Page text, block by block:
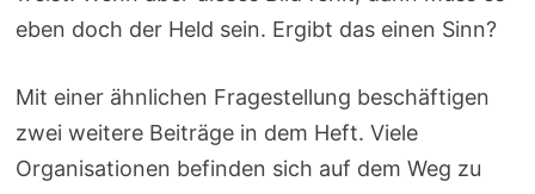
eben doch der Held sein. Ergibt das einen Sinn?
Mit einer ähnlichen Fragestellung beschäftigen
zwei weitere Beiträge in dem Heft. Viele
Organisationen befinden sich auf dem Weg zu